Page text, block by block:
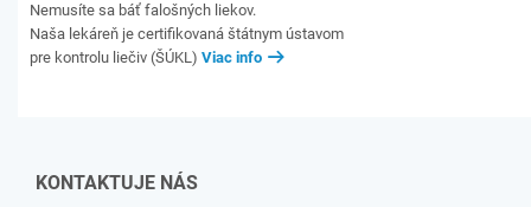
Nemusíte sa báť falošných liekov.
Naša lekáreň je certifikovaná štátnym ústavom
pre kontrolu liečiv (ŠÚKL) Viac info
KONTAKTUJE NÁS